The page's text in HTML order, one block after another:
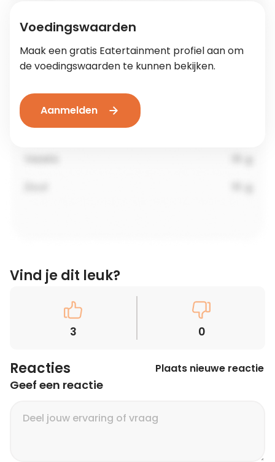
Voedingswaarden
Maak een gratis Eatertainment profiel aan om
de voedingswaarden te kunnen bekijken.
Aanmelden
Vind je dit leuk?
3 0
Reacties Plaats nieuwe reactie
Geef een reactie